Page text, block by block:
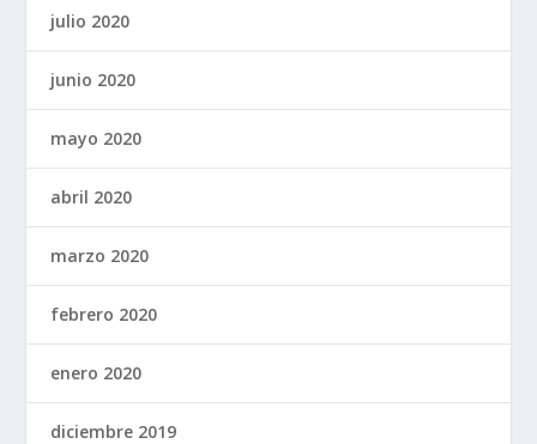
julio 2020
junio 2020
mayo 2020
abril 2020
marzo 2020
febrero 2020
enero 2020
diciembre 2019